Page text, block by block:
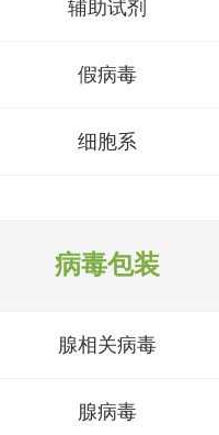
辅助试剂
假病毒
细胞系
病毒包装
腺相关病毒
腺病毒